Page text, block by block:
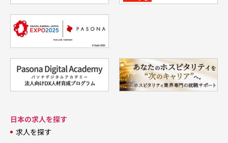
日本の求人を探す
求人を探す